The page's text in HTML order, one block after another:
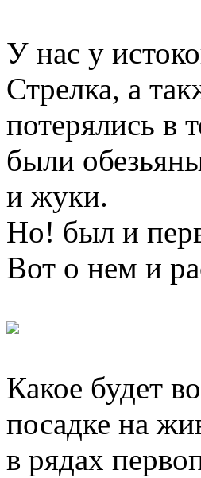
У нас у
Стрелка, а
потерялись в
были
и жуки.
Но! был и
Вот о нем и
Какое будет
посадке на
в рядах